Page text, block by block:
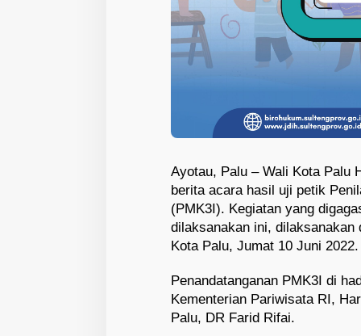
Ayotau, Palu – Wali Kota Palu
berita acara hasil uji petik
(PMK3I). Kegiatan yang
dilaksanakan ini, dilaksanakan
Kota Palu, Jumat 10 Juni 2022.
Penandatanganan PMK3I di
Kementerian Pariwisata RI,
Palu, DR Farid Rifai.